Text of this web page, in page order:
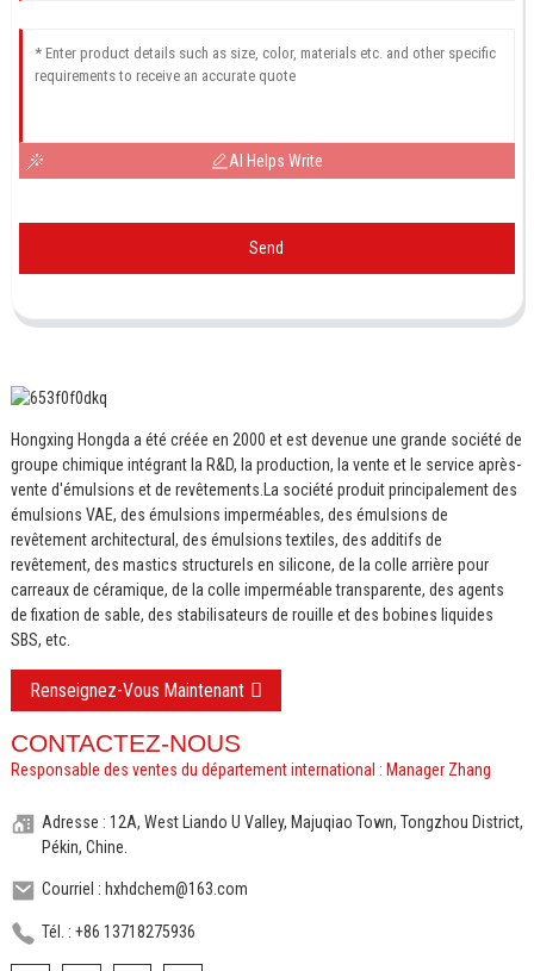
AI Helps Write
Send
Hongxing Hongda a été créée en 2000 et est devenue une grande société de
groupe chimique intégrant la R&D, la production, la vente et le service après-
vente d'émulsions et de revêtements.La société produit principalement des
émulsions VAE, des émulsions imperméables, des émulsions de
revêtement architectural, des émulsions textiles, des additifs de
revêtement, des mastics structurels en silicone, de la colle arrière pour
carreaux de céramique, de la colle imperméable transparente, des agents
de fixation de sable, des stabilisateurs de rouille et des bobines liquides
SBS, etc.
Renseignez-Vous Maintenant
CONTACTEZ-NOUS
Responsable des ventes du département international : Manager Zhang
Adresse : 12A, West Liando U Valley, Majuqiao Town, Tongzhou District,
Pékin, Chine.
Courriel : hxhdchem@163.com
Tél. : +86 13718275936